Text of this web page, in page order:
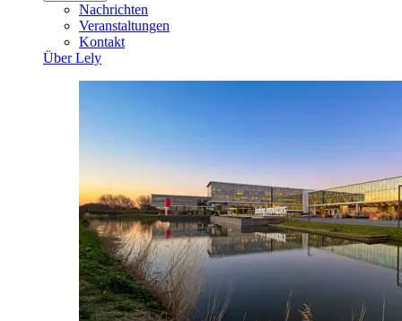
Nachrichten
Veranstaltungen
Kontakt
Über Lely